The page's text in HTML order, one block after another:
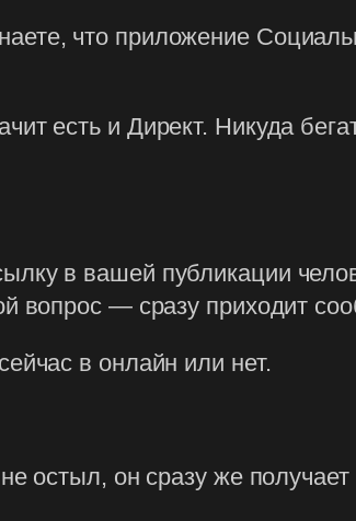
что приложение
есть и Директ. Никуда
в вашей публикации
вопрос — сразу приходит
в онлайн или нет.
остыл, он сразу же получает